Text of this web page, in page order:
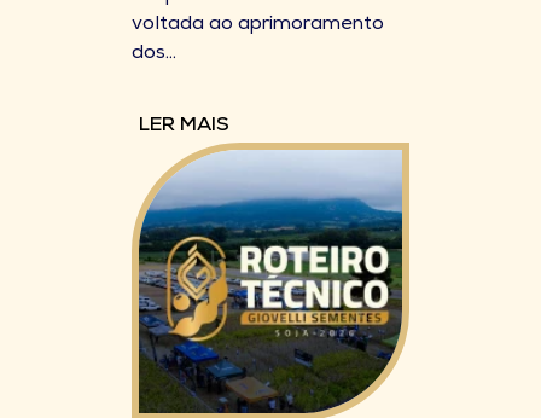
voltada ao aprimoramento
dos...
LER MAIS